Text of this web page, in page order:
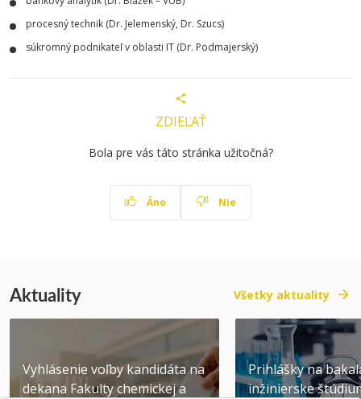
procesný technik (Dr. Jelemenský, Dr. Szucs)
súkromný podnikateľ v oblasti IT (Dr. Podmajerský)
ZDIEĽAŤ
Bola pre vás táto stránka užitočná?
Áno Nie
Aktuality Všetky aktuality
Vyhlásenie voľby kandidáta na
dekana Fakulty chemickej a
Prihlášky na
inžinierske